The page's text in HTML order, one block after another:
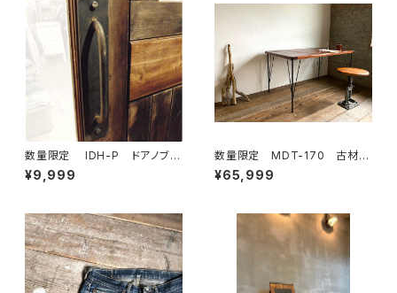
数量限定 IDH-P ドアノブ
40cm 取手 ドアハンドル
アイアン インダストリアル ハ
¥9,999
数量限定 MDT-170 古材
ワークデスク カフェテーブ
ル テーブル ダイニングテー
¥65,999